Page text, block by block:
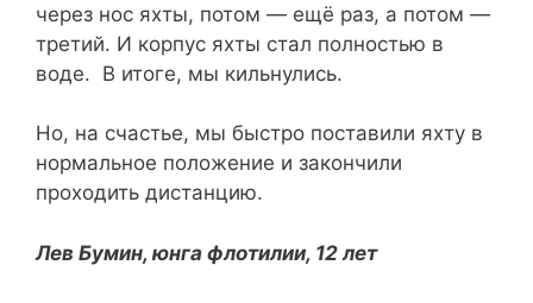
через нос яхты, потом — ещё раз, а потом —
третий. И корпус яхты стал полностью в
воде. В итоге, мы кильнулись.
Но, на счастье, мы быстро поставили яхту в
нормальное положение и закончили
проходить дистанцию.
Лев Бумин, юнга флотилии, 12 лет